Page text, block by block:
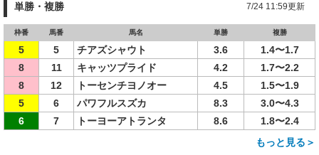
単勝・複勝 7/24 11:59更新
枠番 馬番 馬名 単勝 複勝
5 5 チアズシャウト 3.6
1.4〜1.7
8
11 キャッツプライド 4.2
1.7〜2.2
8
12 トーセンチヨノオー 4.5
1.5〜1.9
5
6 パワフルスズカ 8.3
3.0〜4.3
6
7 トーヨーアトランタ 8.6
1.8〜2.4
もっと見る＞